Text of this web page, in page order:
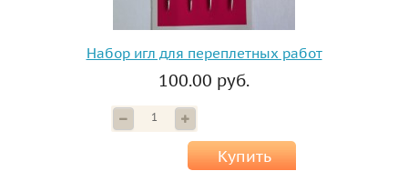
Набор игл для переплетных работ
100.00 руб.
Купить